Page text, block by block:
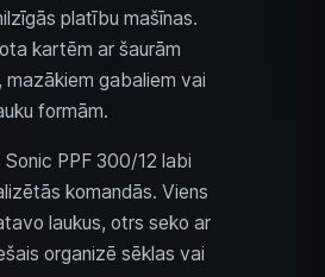
platību mašīnas.
kartēm ar šaurām
mazākiem gabaliem vai
formām.
PPF 300/12 labi
komandās. Viens
laukus, otrs seko ar
organizē sēklas vai